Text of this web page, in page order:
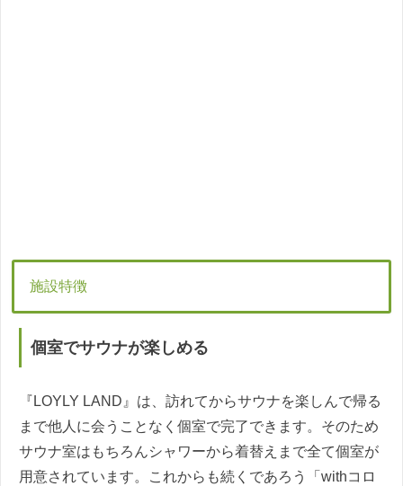
施設特徴
個室でサウナが楽しめる
『LOYLY LAND』は、訪れてからサウナを楽しんで帰る
まで他人に会うことなく個室で完了できます。そのため
サウナ室はもちろんシャワーから着替えまで全て個室が
用意されています。これからも続くであろう「withコロ